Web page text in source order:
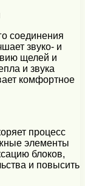
соединения
звуко- и
щелей и
и звука
комфортное
процесс
элементы
блоков,
и повысить